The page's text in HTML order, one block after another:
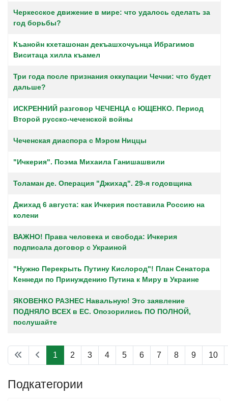
Черкесское движение в мире: что удалось сделать за
год борьбы?
Къанойн кхеташонан декъашхочуьнца Ибрагимов
Виситаца хилла къамел
Три года после признания оккупации Чечни: что будет
дальше?
ИСКРЕННИЙ разговор ЧЕЧЕНЦА с ЮЩЕНКО. Период
Второй русско-чеченской войны
Чеченская диаспора с Мэром Ниццы
"Ичкерия". Поэма Михаила Ганишашвили
Толаман де. Операция "Джихад". 29-я годовщина
Джихад 6 августа: как Ичкерия поставила Россию на
колени
ВАЖНО! Права человека и свобода: Ичкерия
подписала договор с Украиной
"Нужно Перекрыть Путину Кислород"! План Сенатора
Кеннеди по Принуждению Путина к Миру в Украине
ЯКОВЕНКО РАЗНЕС Навальную! Это заявление
ПОДНЯЛО ВСЕХ в ЕС. Опозорились ПО ПОЛНОЙ,
послушайте
Страница 1 из 19
1 2 3 4 5 6 7 8 9 10
Подкатегории